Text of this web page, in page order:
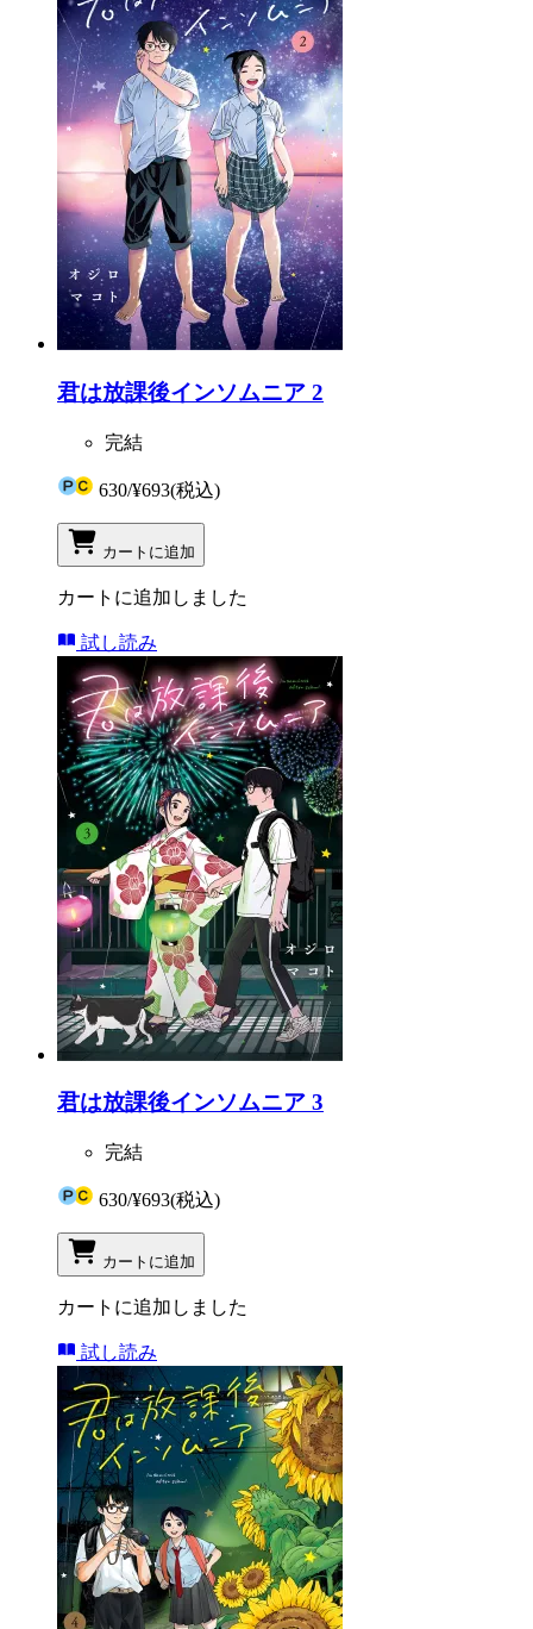
君は放課後インソムニア 2
完結
630/¥693(税込)
カートに追加
カートに追加しました
試し読み
君は放課後インソムニア 3
完結
630/¥693(税込)
カートに追加
カートに追加しました
試し読み